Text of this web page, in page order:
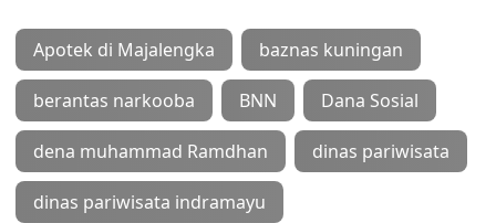
Apotek di Majalengka baznas kuningan
berantas narkooba BNN Dana Sosial
dena muhammad Ramdhan dinas pariwisata
dinas pariwisata indramayu